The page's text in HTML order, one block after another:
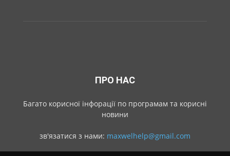
ПРО НАС
Багато корисної інфорації по програмам та корисні
новини
зв'язатися з нами: maxwelhelp@gmail.com